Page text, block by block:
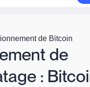
de Bitcoin
de
: